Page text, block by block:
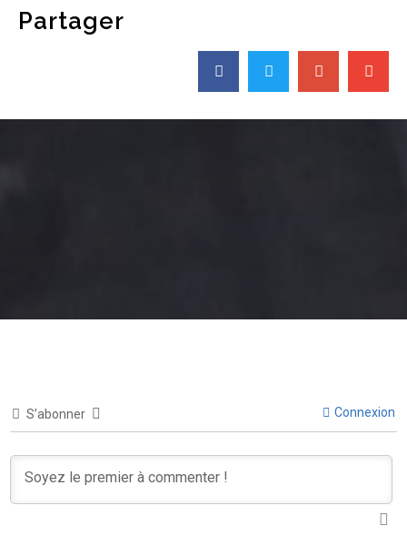
Partager
S’abonner Connexion